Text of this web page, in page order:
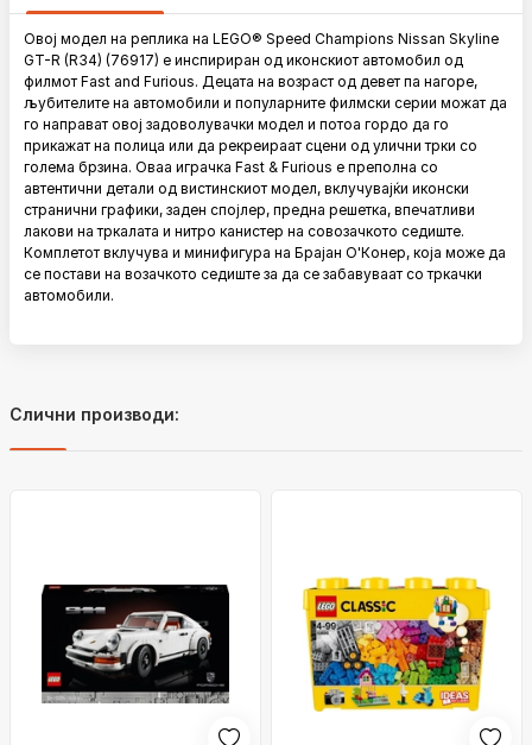
Овој модел на реплика на LEGO® Speed ​​​​Champions Nissan Skyline
GT-R (R34) (76917) е инспириран од иконскиот автомобил од
филмот Fast and Furious. Децата на возраст од девет па нагоре,
љубителите на автомобили и популарните филмски серии можат да
го направат овој задоволувачки модел и потоа гордо да го
прикажат на полица или да рекреираат сцени од улични трки со
голема брзина. Оваа играчка Fast & Furious е преполна со
автентични детали од вистинскиот модел, вклучувајќи иконски
странични графики, заден спојлер, предна решетка, впечатливи
лакови на тркалата и нитро канистер на совозачкото седиште.
Комплетот вклучува и минифигура на Брајан О'Конер, која може да
се постави на возачкото седиште за да се забавуваат со тркачки
автомобили.
Слични производи: